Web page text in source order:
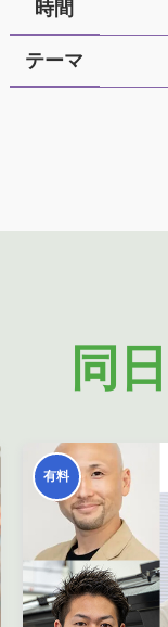
時間
テーマ
同
有料